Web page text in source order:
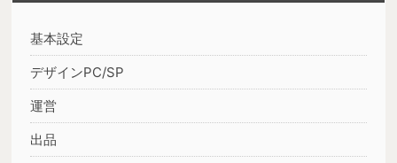
基本設定
デザインPC/SP
運営
出品